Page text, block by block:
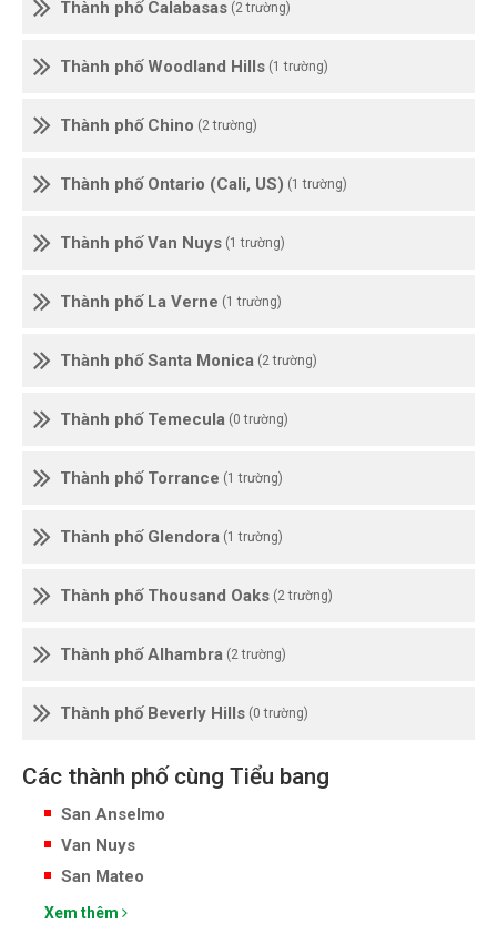
Thành phố Calabasas (2 trường)
Thành phố Woodland Hills (1 trường)
Thành phố Chino (2 trường)
Thành phố Ontario (Cali, US) (1 trường)
Thành phố Van Nuys (1 trường)
Thành phố La Verne (1 trường)
Thành phố Santa Monica (2 trường)
Thành phố Temecula (0 trường)
Thành phố Torrance (1 trường)
Thành phố Glendora (1 trường)
Thành phố Thousand Oaks (2 trường)
Thành phố Alhambra (2 trường)
Thành phố Beverly Hills (0 trường)
Các thành phố cùng Tiểu bang
San Anselmo
Van Nuys
San Mateo
Xem thêm